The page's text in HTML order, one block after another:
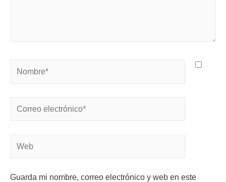
Guarda mi nombre, correo electrónico y web en este